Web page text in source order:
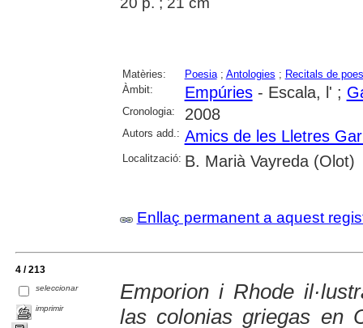
Matèries: Poesia; Antologies ; Recitals de
Àmbit:
Empúries- Escala, l' ;
Cronologia: 2008
Autors add.: Amics de les Lletres
Localització: B. Marià Vayreda (Olot)
Enllaç permanent a aquest
4 / 213
seleccionar
imprimir
Emporion i Rhode
las colonias griegas en